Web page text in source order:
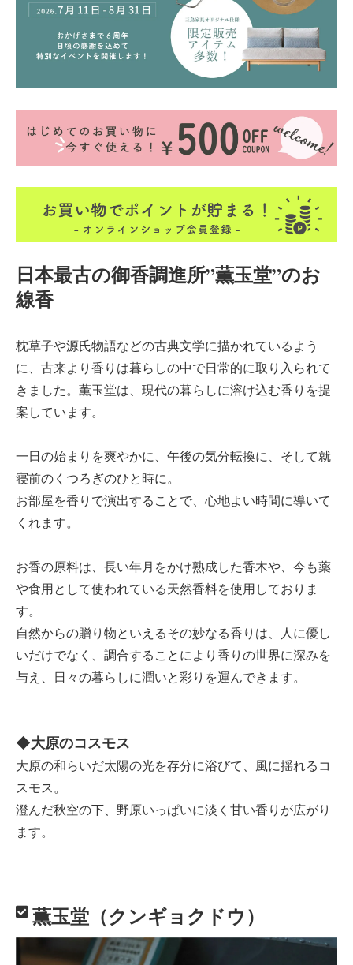
日本最古の御香調進所”薫玉堂”のお
線香
枕草子や源氏物語などの古典文学に描かれているよう
に、古来より香りは暮らしの中で日常的に取り入られて
きました。薫玉堂は、現代の暮らしに溶け込む香りを提
案しています。
一日の始まりを爽やかに、午後の気分転換に、そして就
寝前のくつろぎのひと時に。
お部屋を香りで演出することで、心地よい時間に導いて
くれます。
お香の原料は、長い年月をかけ熟成した香木や、今も薬
や食用として使われている天然香料を使用しておりま
す。
自然からの贈り物といえるその妙なる香りは、人に優し
いだけでなく、調合することにより香りの世界に深みを
与え、日々の暮らしに潤いと彩りを運んできます。
◆大原のコスモス
大原の和らいだ太陽の光を存分に浴びて、風に揺れるコ
スモス。
澄んだ秋空の下、野原いっぱいに淡く甘い香りが広がり
ます。
薫玉堂（クンギョクドウ）